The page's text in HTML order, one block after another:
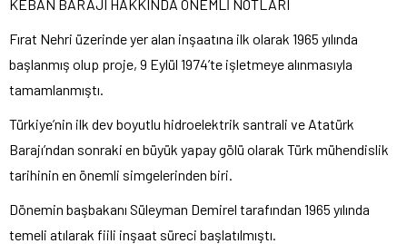
KEBAN BARAJI HAKKINDA ÖNEMLİ NOTLARI
Fırat Nehri üzerinde yer alan inşaatına ilk olarak 1965 yılında
başlanmış olup proje, 9 Eylül 1974’te işletmeye alınmasıyla
tamamlanmıştı.
Türkiye’nin ilk dev boyutlu hidroelektrik santrali ve Atatürk
Barajı’ndan sonraki en büyük yapay gölü olarak Türk mühendislik
tarihinin en önemli simgelerinden biri.
Dönemin başbakanı Süleyman Demirel tarafından 1965 yılında
temeli atılarak fiili inşaat süreci başlatılmıştı.